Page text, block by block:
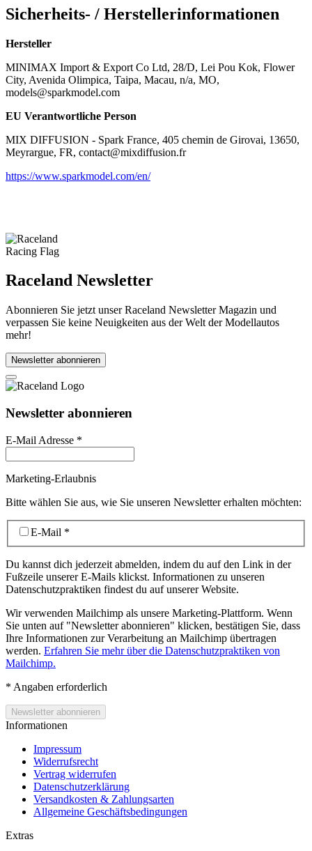
Sicherheits- / Herstellerinformationen
Hersteller
MINIMAX Import & Export Co Ltd, 28/D, Lei Pou Kok, Flower
City, Avenida Olimpica, Taipa, Macau, n/a, MO,
models@sparkmodel.com
EU Verantwortliche Person
MIX DIFFUSION - Spark France, 405 chemin de Girovai, 13650,
Meyrargue, FR, contact@mixdiffusion.fr
https://www.sparkmodel.com/en/
Raceland Newsletter
Abonnieren Sie jetzt unser Raceland Newsletter Magazin und
verpassen Sie keine Neuigkeiten aus der Welt der Modellautos
mehr!
Newsletter abonnieren
Newsletter abonnieren
E-Mail Adresse *
Marketing-Erlaubnis
Bitte wählen Sie aus, wie Sie unseren Newsletter erhalten möchten:
E-Mail *
Du kannst dich jederzeit abmelden, indem du auf den Link in der
Fußzeile unserer E-Mails klickst. Informationen zu unseren
Datenschutzpraktiken findest du auf unserer Website.
Wir verwenden Mailchimp als unsere Marketing-Plattform. Wenn
Sie unten auf "Newsletter abonnieren" klicken, bestätigen Sie, dass
Ihre Informationen zur Verarbeitung an Mailchimp übertragen
werden. Erfahren Sie mehr über die Datenschutzpraktiken von
Mailchimp.
* Angaben erforderlich
Informationen
Impressum
Widerrufsrecht
Vertrag widerrufen
Datenschutzerklärung
Versandkosten & Zahlungsarten
Allgemeine Geschäftsbedingungen
Extras